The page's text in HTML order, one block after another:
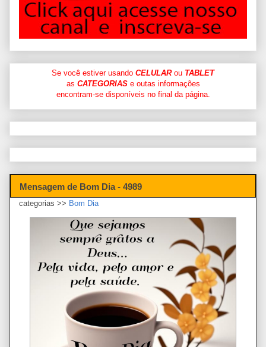
Se você estiver usando CELULARou TABLET
as CATEGORIASe outas informações
encontram-se disponíveis no final da página.
Mensagem de Bom Dia - 4989
categorias >> Bom Dia